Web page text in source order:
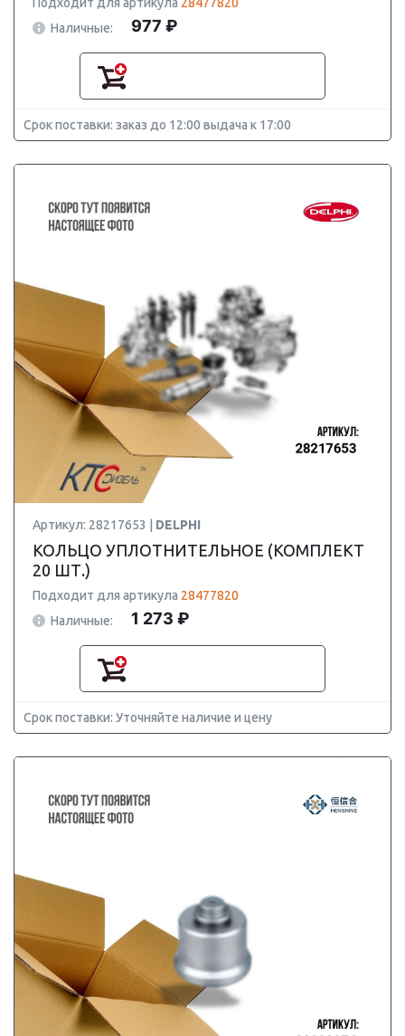
Наличные:
977 ₽
Срок поставки: заказ до 12:00 выдача к 17:00
Артикул: 28217653 | DELPHI
КОЛЬЦО УПЛОТНИТЕЛЬНОЕ (КОМПЛЕКТ
20 ШТ.)
Подходит для артикула 28477820
Наличные:
1 273 ₽
Срок поставки: Уточняйте наличие и цену